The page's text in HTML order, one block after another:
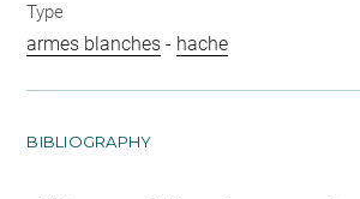
Type
armes blanches - hache
BIBLIOGRAPHY